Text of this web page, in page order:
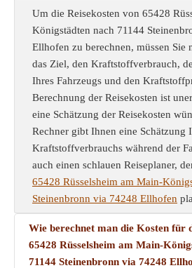
Um die Reisekosten von 65428
Königstädten nach 71144
Ellhofen zu berechnen, müssen Sie
das Ziel, den Kraftstoffverbrauch,
Ihres Fahrzeugs und den
Berechnung der Reisekosten ist
eine Schätzung der Reisekosten
Rechner gibt Ihnen eine Schätzung
Kraftstoffverbrauchs während der
auch einen schlauen Reiseplaner,
65428 Rüsselsheim am Main-
Steinenbronn via 74248 Ellhofen
Wie berechnet man die Kosten für
65428 Rüsselsheim am Main-
71144 Steinenbronn via 74248